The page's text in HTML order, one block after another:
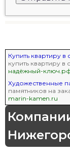
Купить квартиру в
купить квартиру в
надёжный-
Художественные
памятников на
marin-kamen.ru